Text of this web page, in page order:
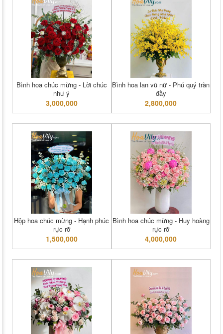
Bình hoa chúc mừng - Lời chúc
như ý
3,000,000
Bình hoa lan vũ nữ - Phú quý tràn
đầy
2,800,000
Hộp hoa chúc mừng - Hạnh phúc
rực rỡ
1,500,000
Bình hoa chúc mừng - Huy hoàng
rực rỡ
4,000,000